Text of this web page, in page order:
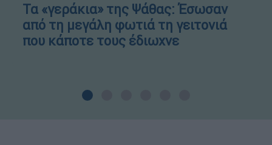
Τα «γεράκια» της Ψάθας: Έσωσαν
από τη μεγάλη φωτιά τη γειτονιά
που κάποτε τους έδιωχνε